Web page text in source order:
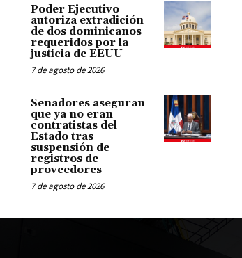
Poder Ejecutivo
autoriza extradición
de dos dominicanos
requeridos por la
justicia de EEUU
7 de agosto de 2026
Senadores aseguran
que ya no eran
contratistas del
Estado tras
suspensión de
registros de
proveedores
7 de agosto de 2026